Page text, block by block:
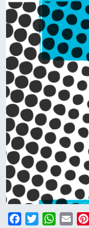
FacebookTwitterWhatsApp
Email